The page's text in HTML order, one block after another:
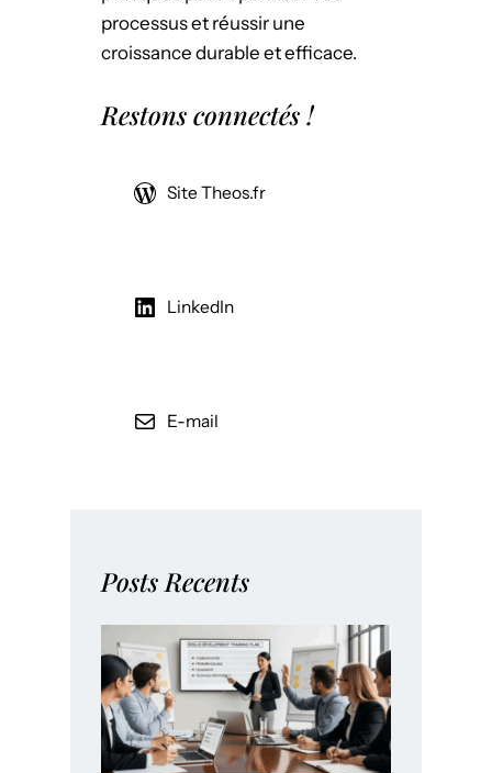
processus et réussir une
croissance durable et efficace.
Restons connectés !
Site Theos.fr
LinkedIn
E-mail
Posts Recents